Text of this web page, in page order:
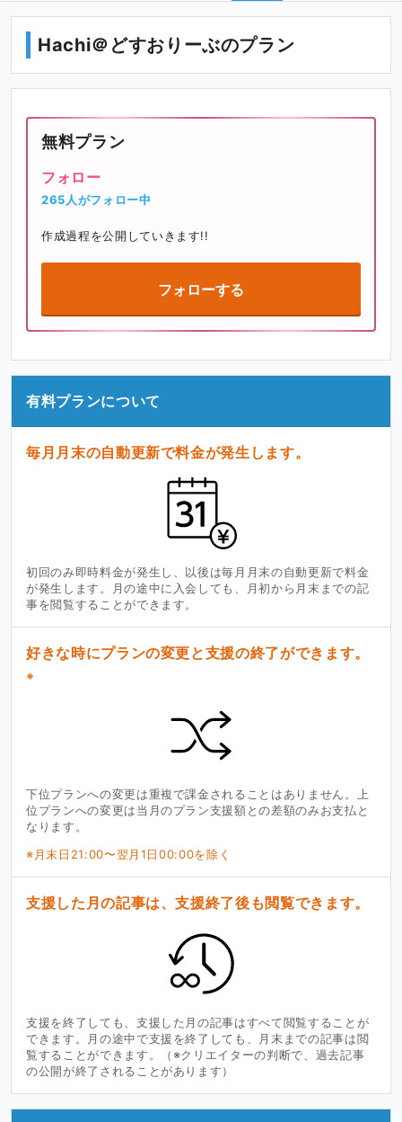
Hachi＠どすおりーぶのプラン
無料プラン
フォロー
265人がフォロー中
作成過程を公開していきます!!
フォローする
有料プランについて
毎月月末の自動更新で料金が発生します。
初回のみ即時料金が発生し、以後は毎月月末の自動更新で料金
が発生します。月の途中に入会しても、月初から月末までの記
事を閲覧することができます。
好きな時にプランの変更と支援の終了ができます。
※
下位プランへの変更は重複で課金されることはありません。上
位プランへの変更は当月のプラン支援額との差額のみお支払と
なります。
※月末日21:00〜翌月1日00:00を除く
支援した月の記事は、支援終了後も閲覧できます。
支援を終了しても、支援した月の記事はすべて閲覧することが
できます。月の途中で支援を終了しても、月末までの記事は閲
覧することができます。（※クリエイターの判断で、過去記事
の公開が終了されることがあります）